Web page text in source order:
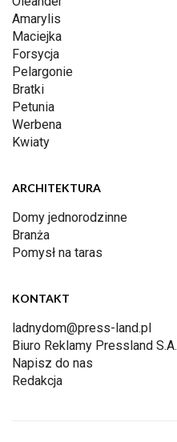
Amarylis
Maciejka
Forsycja
Pelargonie
Bratki
Petunia
Werbena
Kwiaty
ARCHITEKTURA
Domy jednorodzinne
Branża
Pomysł na taras
KONTAKT
ladnydom@press-land.pl
Biuro Reklamy Pressland S.A.
Napisz do nas
Redakcja